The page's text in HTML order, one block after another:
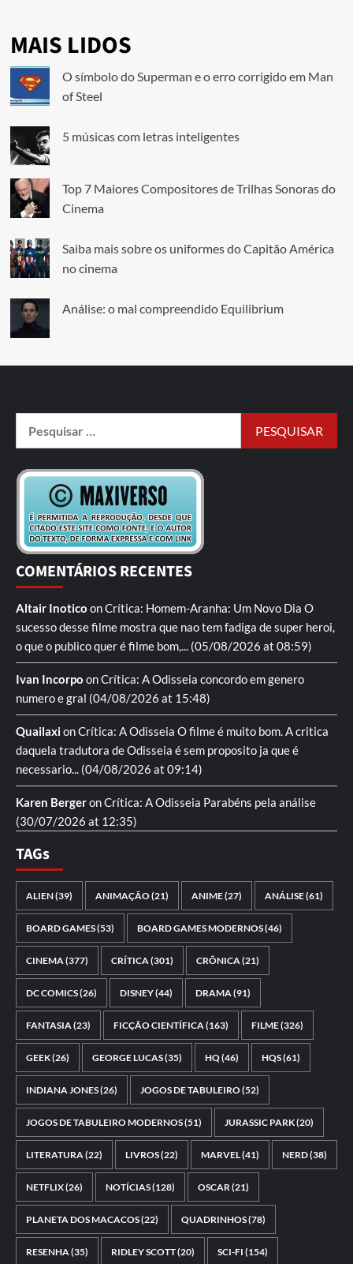
MAIS LIDOS
O símbolo do Superman e o erro corrigido em Man
of Steel
5 músicas com letras inteligentes
Top 7 Maiores Compositores de Trilhas Sonoras do
Cinema
Saiba mais sobre os uniformes do Capitão América
no cinema
Análise: o mal compreendido Equilibrium
COMENTÁRIOS RECENTES
Altair Inotico onCrítica: Homem-Aranha: Um Novo Dia O
sucesso desse filme mostra que nao tem fadiga de super heroi,
o que o publico quer é filme bom,... (05/08/2026 at 08:59)
Ivan Incorpo onCrítica: A Odisseia concordo em genero
numero e gral (04/08/2026 at 15:48)
QuailaxionCrítica: A Odisseia O filme é muito bom. A critica
daquela tradutora de Odisseia é sem proposito ja que é
necessario... (04/08/2026 at 09:14)
Karen BergeronCrítica: A Odisseia Parabéns pela análise
(30/07/2026 at 12:35)
TAGs
ALIEN(39) ANIMAÇÃO(21) ANIME(27) ANÁLISE(61)
BOARD GAMES(53) BOARD GAMES MODERNOS(46)
CINEMA(377) CRÍTICA(301) CRÔNICA(21)
DC COMICS(26) DISNEY(44) DRAMA(91)
FANTASIA(23) FICÇÃO CIENTÍFICA(163) FILME(326)
GEEK(26) GEORGE LUCAS(35) HQ(46) HQS(61)
INDIANA JONES(26) JOGOS DE TABULEIRO(52)
JOGOS DE TABULEIRO MODERNOS(51) JURASSIC PARK(20)
LITERATURA(22) LIVROS(22) MARVEL(41) NERD(38)
NETFLIX(26) NOTÍCIAS(128) OSCAR(21)
PLANETA DOS MACACOS(22) QUADRINHOS(78)
RESENHA(35) RIDLEY SCOTT(20) SCI-FI (154)